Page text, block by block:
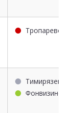
Тропарево